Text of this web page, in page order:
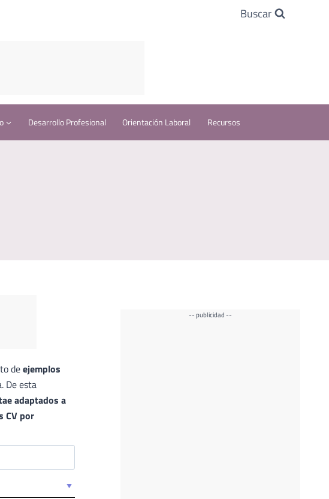
Buscar
Desarrollo Profesional Orientación Laboral Recursos
deejemplos
De esta
adaptados a
CV por
-- publicidad --